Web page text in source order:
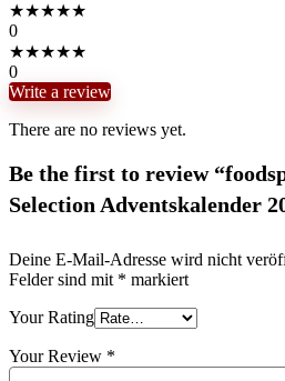
★★★★★
0
★★★★★
0
Write a review
There are no reviews yet.
Be the first to review
Selection Adventskalender
Deine E-Mail-Adresse wird nicht
Felder sind mit * markiert
Your Rating
Your Review *